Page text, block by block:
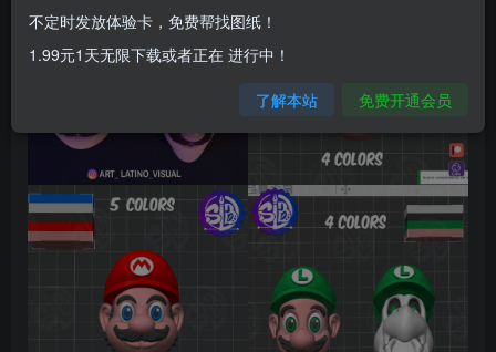
不定时发放体验卡，免费帮找图纸！
1.99元1天无限下载或者正在 进行中！
了解本站 免费开通会员